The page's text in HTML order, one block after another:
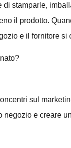
stamparle,
il prodotto.
e il fornitore si
sul
e creare